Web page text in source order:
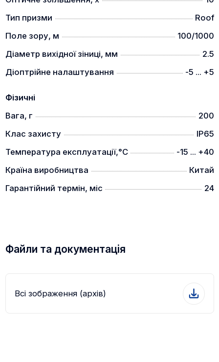
Тип призми
Roof
Поле зору, м
100/1000
Діаметр вихідної зіниці, мм
2.5
Діоптрійне налаштування
-5 ... +5
Фізичні
Вага, г
200
Клас захисту
IP65
Температура експлуатації,°C
-15 ... +40
Країна виробництва
Китай
Гарантійний термін, міс
24
Файли та документація
Всі зображення (архів)